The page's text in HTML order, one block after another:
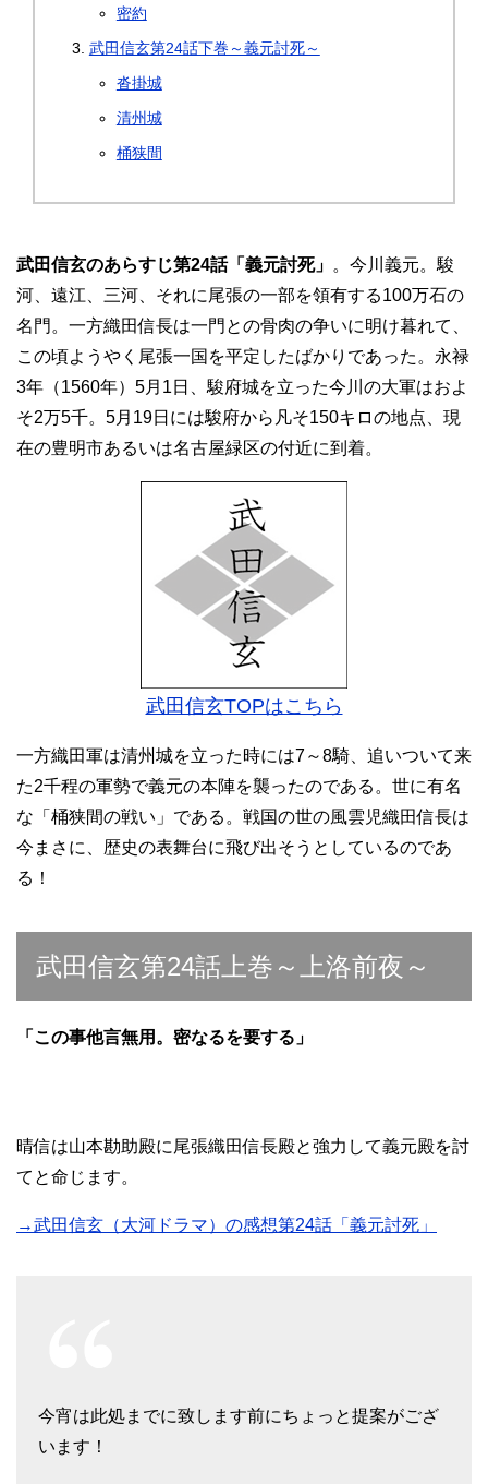
密約
武田信玄第24話下巻～義元討死～
沓掛城
清州城
桶狭間
武田信玄のあらすじ第24話「義元討死」 。今川義元。駿
河、遠江、三河、それに尾張の一部を領有する100万石の
名門。一方織田信長は一門との骨肉の争いに明け暮れて、
この頃ようやく尾張一国を平定したばかりであった。永禄
3年（1560年）5月1日、駿府城を立った今川の大軍はおよ
そ2万5千。5月19日には駿府から凡そ150キロの地点、現
在の豊明市あるいは名古屋緑区の付近に到着。
武田信玄TOPはこちら
一方織田軍は清州城を立った時には7～8騎、追いついて来
た2千程の軍勢で義元の本陣を襲ったのである。世に有名
な「桶狭間の戦い」である。戦国の世の風雲児織田信長は
今まさに、歴史の表舞台に飛び出そうとしているのであ
る！
武田信玄第24話上巻～上洛前夜～
「この事他言無用。密なるを要する」
晴信は山本勘助殿に尾張織田信長殿と強力して義元殿を討
てと命じます。
→武田信玄（大河ドラマ）の感想第24話「義元討死」
今宵は此処までに致します前にちょっと提案がござ
います！